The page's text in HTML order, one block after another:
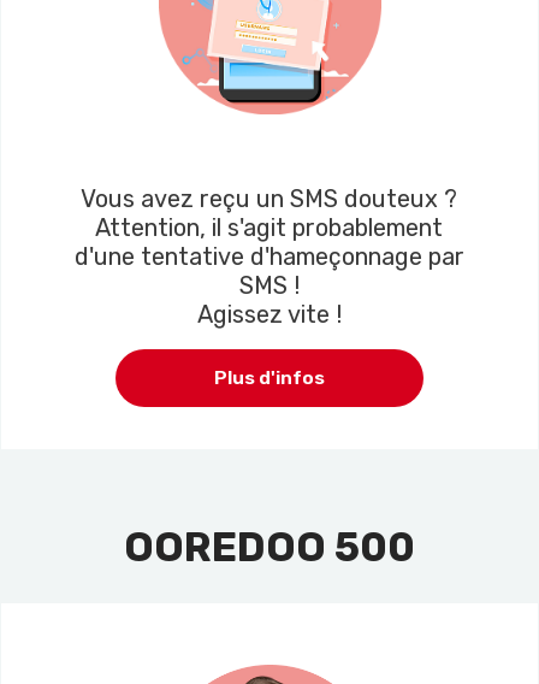
Vous avez reçu un SMS douteux ?
Attention, il s'agit probablement
d'une tentative d'hameçonnage par
SMS !
Agissez vite !
Plus d'infos
OOREDOO 500